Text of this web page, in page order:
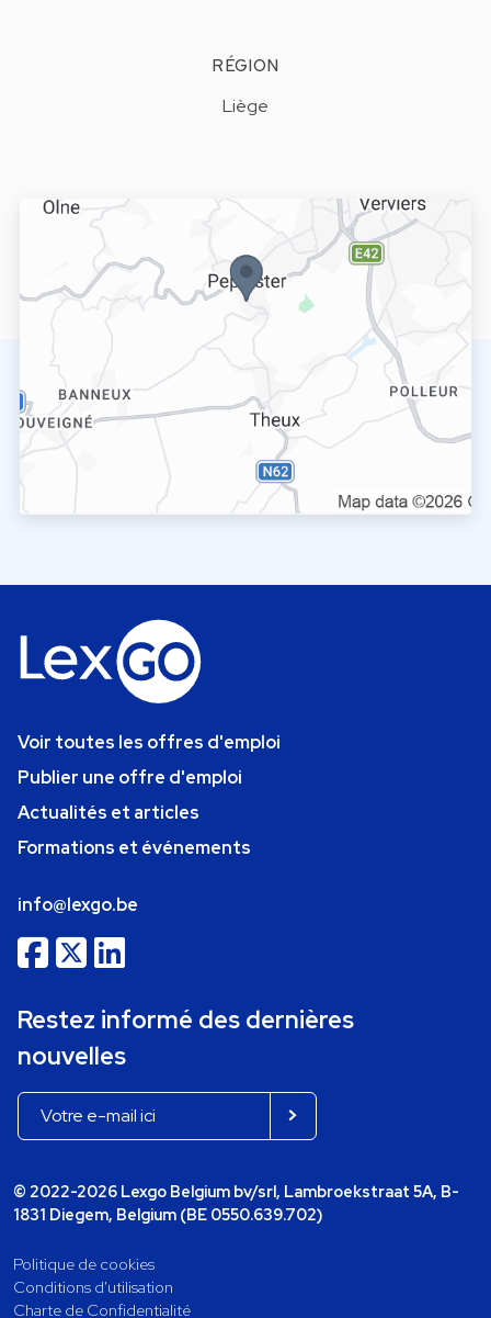
RÉGION
Liège
Voir toutes les offres d'emploi
Publier une offre d'emploi
Actualités et articles
Formations et événements
info@lexgo.be
Restez informé des dernières
nouvelles
© 2022-2026 Lexgo Belgium bv/srl, Lambroekstraat 5A, B-
1831 Diegem, Belgium (BE 0550.639.702)
Politique de cookies
Conditions d'utilisation
Charte de Confidentialité